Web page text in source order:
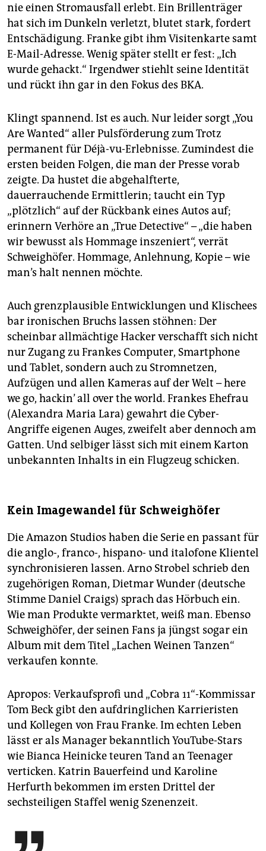
nie einen Stromausfall erlebt. Ein Brillenträger
hat sich im Dunkeln verletzt, blutet stark, fordert
Entschädigung. Franke gibt ihm Visitenkarte samt
E-Mail-Adresse. Wenig später stellt er fest: „Ich
wurde gehackt.“ Irgendwer stiehlt seine Identität
und rückt ihn gar in den Fokus des BKA.
Klingt spannend. Ist es auch. Nur leider sorgt „You
Are Wanted“ aller Pulsförderung zum Trotz
permanent für Déjà-vu-Erlebnisse. Zumindest die
ersten beiden Folgen, die man der Presse vorab
zeigte. Da hustet die abgehalfterte,
dauerrauchende Ermittlerin; taucht ein Typ
„plötzlich“ auf der Rückbank eines Autos auf;
erinnern Verhöre an „True Detective“ – „die haben
wir bewusst als Hommage inszeniert“, verrät
Schweighöfer. Hommage, Anlehnung, Kopie – wie
man’s halt nennen möchte.
Auch grenzplausible Entwicklungen und Klischees
bar ironischen Bruchs lassen stöhnen: Der
scheinbar allmächtige Hacker verschafft sich nicht
nur Zugang zu Frankes Computer, Smartphone
und Tablet, sondern auch zu Stromnetzen,
Aufzügen und allen Kameras auf der Welt – here
we go, hackin’ all over the world. Frankes Ehefrau
(Alexandra Maria Lara) gewahrt die Cyber-
Angriffe eigenen Auges, zweifelt aber dennoch am
Gatten. Und selbiger lässt sich mit einem Karton
unbekannten Inhalts in ein Flugzeug schicken.
Kein Imagewandel für Schweighöfer
Die Amazon Studios haben die Serie en passant für
die anglo-, franco-, hispano- und italofone Klientel
synchronisieren lassen. Arno Strobel schrieb den
zugehörigen Roman, Dietmar Wunder (deutsche
Stimme Daniel Craigs) sprach das Hörbuch ein.
Wie man Produkte vermarktet, weiß man. Ebenso
Schweighöfer, der seinen Fans ja jüngst sogar ein
Album mit dem Titel „Lachen Weinen Tanzen“
verkaufen konnte.
Apropos: Verkaufsprofi und „Cobra 11“-Kommissar
Tom Beck gibt den aufdringlichen Karrieristen
und Kollegen von Frau Franke. Im echten Leben
lässt er als Manager bekanntlich YouTube-Stars
wie Bianca Heinicke teuren Tand an Teenager
verticken. Katrin Bauerfeind und Karoline
Herfurth bekommen im ersten Drittel der
sechsteiligen Staffel wenig Szenenzeit.
